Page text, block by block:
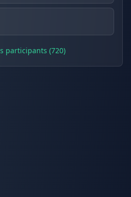
participants (720)